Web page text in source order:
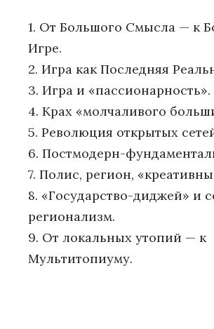
1. От Большого Смысла — к
Игре.
2. Игра как Последняя
3. Игра и «пассионарность».
4. Крах «молчаливого
5. Революция открытых
6. Постмодерн-
7. Полис, регион,
8. «Государство-диджей» и
регионализм.
9. От локальных утопий — к
Мультитопиуму.